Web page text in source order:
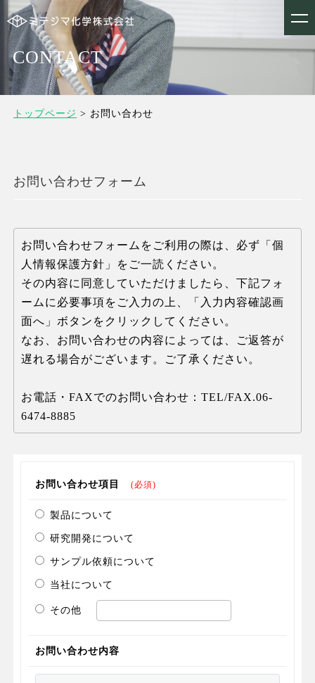
t
o
g
g
CONTACT
トップページ > お問い合わせ
お問い合わせフォーム
お問い合わせフォームをご利用の際は、必ず「個
人情報保護方針」をご一読ください。
その内容に同意していただけましたら、下記フォ
ームに必要事項をご入力の上、「入力内容確認画
面へ」ボタンをクリックしてください。
なお、お問い合わせの内容によっては、ご返答が
遅れる場合がございます。ご了承ください。
お電話・FAXでのお問い合わせ：TEL/FAX.06-
6474-8885
お問い合わせ項目 (必須)
製品について
研究開発について
サンプル依頼について
当社について
その他
お問い合わせ内容